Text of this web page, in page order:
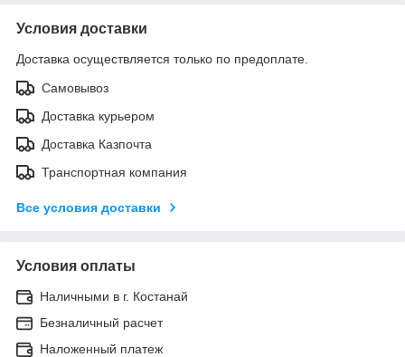
Условия доставки
Доставка осуществляется только по предоплате.
Самовывоз
Доставка курьером
Доставка Казпочта
Транспортная компания
Все условия доставки
Условия оплаты
Наличными в г. Костанай
Безналичный расчет
Наложенный платеж